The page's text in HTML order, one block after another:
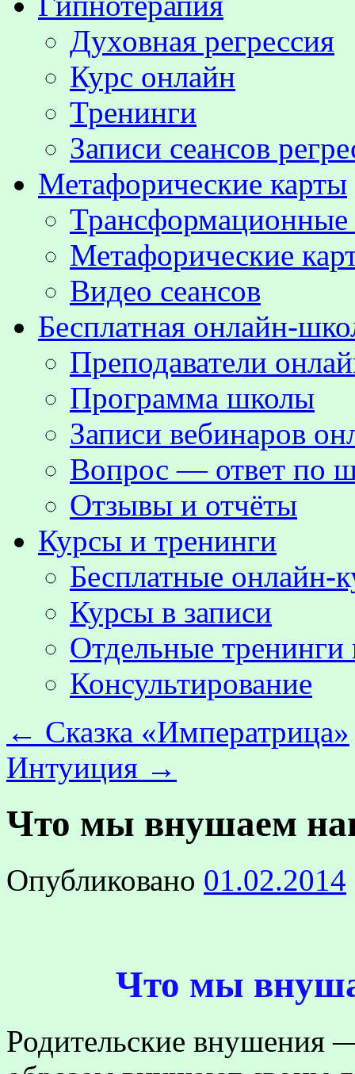
Духовная регрессия
Курс онлайн
Тренинги
Записи сеансов
Метафорические карты
Метафорические
Видео сеансов
Бесплатная онлайн-
Преподаватели
Программа школы
Записи вебинаров
Вопрос — ответ по
Отзывы и отчёты
Курсы и тренинги
Бесплатные онлайн-
Курсы в записи
Отдельные тренинги
Консультирование
← Сказка «Императрица»
Интуиция →
Что мы внушаем
Опубликовано 01.02.2014
Что мы
Родительские внушения